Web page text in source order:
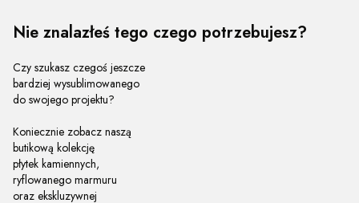
Nie znalazłeś tego czego potrzebujesz?
Czy szukasz czegoś jeszcze
bardziej wysublimowanego
do swojego projektu?
Koniecznie zobacz naszą
butikową kolekcję
płytek kamiennych,
ryflowanego marmuru
oraz ekskluzywnej